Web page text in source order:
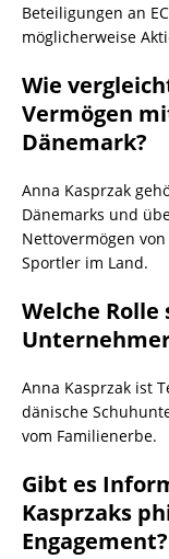
Beteiligungen an
möglicherweise
Wie
Vermögen
Dänemark?
Anna Kasprzak
Dänemarks und
Nettovermögen
Sportler im Land.
Welche
Anna Kasprzak ist
dänische
vom Familienerbe.
Gibt es
Kasprzaks
Engagement?